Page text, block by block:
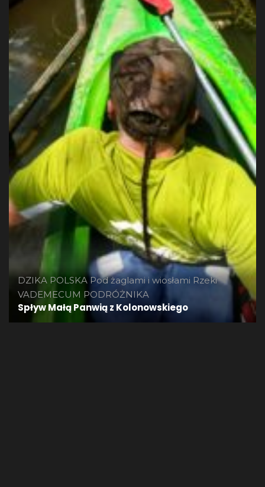
DZIKA POLSKA Pod żaglami i wiosłami Rzeki
VADEMECUM PODRÓŻNIKA
Spływ Małą Panwią z Kolonowskiego